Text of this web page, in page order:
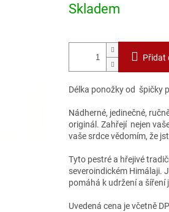
cena:
Skladem
Přidat
Délka ponožky od špičky
Nádherné, jedinečné,
originál. Zahřejí nejen
vaše srdce vědomím, že
Tyto pestré a hřejivé
severoindickém Himálaji.
pomáhá k udržení a šíření
Uvedená cena je včetně